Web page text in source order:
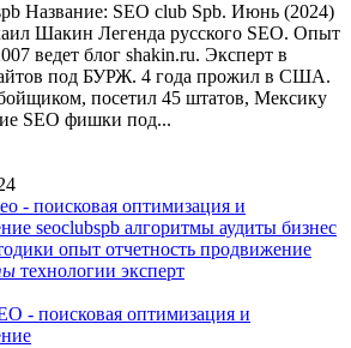
Название: SEO club Spb. Июнь (2024)
Шакин Легенда русского SEO. Опыт
ведет блог shakin.ru. Эксперт в
под БУРЖ. 4 года прожил в США.
посетил 45 штатов, Мексику
SEO фишки под...
- поисковая оптимизация и
seoclubspb алгоритмы аудиты бизнес
опыт отчетность продвижение
технологии эксперт
- поисковая оптимизация и